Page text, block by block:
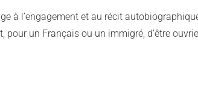
à l’engagement et au récit
pour un Français ou un immigré, d’être